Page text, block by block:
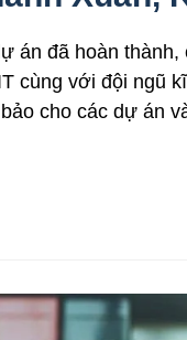
án đã hoàn
cùng với đội ngũ
cho các dự án